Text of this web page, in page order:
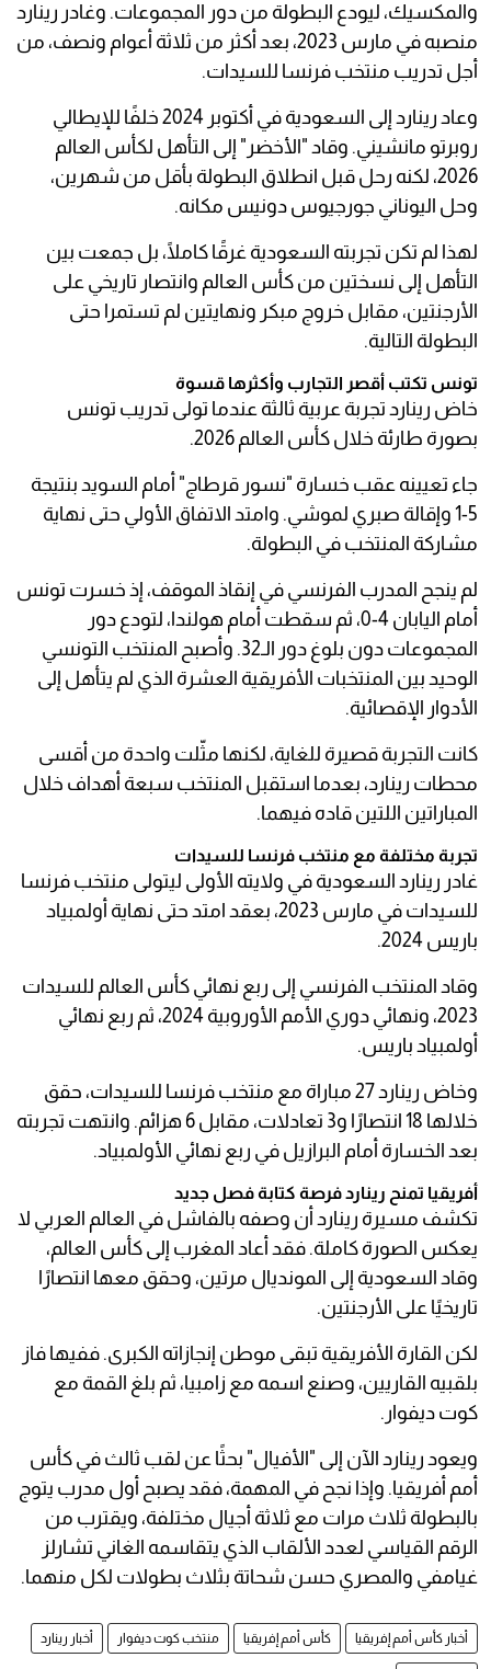
والمكسيك، ليودع البطولة من دور المجموعات. وغادر رينارد
منصبه في مارس 2023، بعد أكثر من ثلاثة أعوام ونصف، من
أجل تدريب منتخب فرنسا للسيدات.
وعاد رينارد إلى السعودية في أكتوبر 2024 خلفًا للإيطالي
روبرتو مانشيني. وقاد "الأخضر" إلى التأهل لكأس العالم
2026، لكنه رحل قبل انطلاق البطولة بأقل من شهرين،
وحل اليوناني جورجيوس دونيس مكانه.
لهذا لم تكن تجربته السعودية غرقًا كاملًا، بل جمعت بين
التأهل إلى نسختين من كأس العالم وانتصار تاريخي على
الأرجنتين، مقابل خروج مبكر ونهايتين لم تستمرا حتى
البطولة التالية.
تونس تكتب أقصر التجارب وأكثرها قسوة
خاض رينارد تجربة عربية ثالثة عندما تولى تدريب تونس
بصورة طارئة خلال كأس العالم 2026.
جاء تعيينه عقب خسارة "نسور قرطاج" أمام السويد بنتيجة
5-1 وإقالة صبري لموشي. وامتد الاتفاق الأولي حتى نهاية
مشاركة المنتخب في البطولة.
لم ينجح المدرب الفرنسي في إنقاذ الموقف، إذ خسرت تونس
أمام اليابان 4-0، ثم سقطت أمام هولندا، لتودع دور
المجموعات دون بلوغ دور الـ32. وأصبح المنتخب التونسي
الوحيد بين المنتخبات الأفريقية العشرة الذي لم يتأهل إلى
الأدوار الإقصائية.
كانت التجربة قصيرة للغاية، لكنها مثّلت واحدة من أقسى
محطات رينارد، بعدما استقبل المنتخب سبعة أهداف خلال
المباراتين اللتين قاده فيهما.
تجربة مختلفة مع منتخب فرنسا للسيدات
غادر رينارد السعودية في ولايته الأولى ليتولى منتخب فرنسا
للسيدات في مارس 2023، بعقد امتد حتى نهاية أولمبياد
باريس 2024.
وقاد المنتخب الفرنسي إلى ربع نهائي كأس العالم للسيدات
2023، ونهائي دوري الأمم الأوروبية 2024، ثم ربع نهائي
أولمبياد باريس.
وخاض رينارد 27 مباراة مع منتخب فرنسا للسيدات، حقق
خلالها 18 انتصارًا و3 تعادلات، مقابل 6 هزائم. وانتهت تجربته
بعد الخسارة أمام البرازيل في ربع نهائي الأولمبياد.
أفريقيا تمنح رينارد فرصة كتابة فصل جديد
تكشف مسيرة رينارد أن وصفه بالفاشل في العالم العربي لا
يعكس الصورة كاملة. فقد أعاد المغرب إلى كأس العالم،
وقاد السعودية إلى المونديال مرتين، وحقق معها انتصارًا
تاريخيًا على الأرجنتين.
لكن القارة الأفريقية تبقى موطن إنجازاته الكبرى. ففيها فاز
بلقبيه القاريين، وصنع اسمه مع زامبيا، ثم بلغ القمة مع
كوت ديفوار.
ويعود رينارد الآن إلى "الأفيال" بحثًا عن لقب ثالث في كأس
أمم أفريقيا. وإذا نجح في المهمة، فقد يصبح أول مدرب يتوج
بالبطولة ثلاث مرات مع ثلاثة أجيال مختلفة، ويقترب من
الرقم القياسي لعدد الألقاب الذي يتقاسمه الغاني تشارلز
غيامفي والمصري حسن شحاتة بثلاث بطولات لكل منهما.
أخبار كأس أمم إفريقيا كأس أمم إفريقيا منتخب كوت ديفوار أخبار رينارد